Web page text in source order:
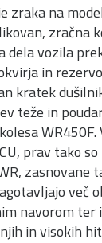
zraka na
zračna
dela vozila
in
kratek
teže in
WR450F.
prav tako
zasnovane
več
navorom ter
in visokih